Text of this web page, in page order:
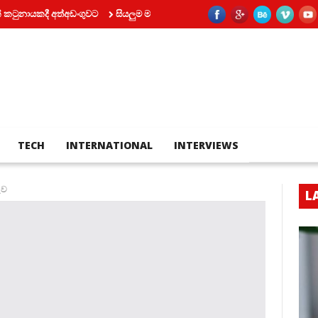
අත්අඩංගුවට සියලුම මත්පැන්හල් මේ දිනවලදී වසා තැබිය යුතුයි – සුරාබදු
TECH INTERNATIONAL INTERVIEWS